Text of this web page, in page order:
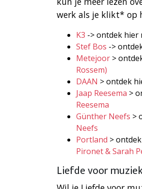
werk als je klikt* op
K3 -> ontdek hier
Stef Bos ->
Metejoor >
Rossem)
DAAN > ontdek
Jaap Reesema >
Reesema
Günther Neefs >
Neefs
Portland >
Pironet & Sarah
Liefde voor